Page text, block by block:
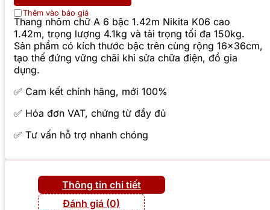
Thêm vào báo giá
Thang nhôm chữ A 6 bậc 1.42m Nikita K06 cao
1.42m, trọng lượng 4.1kg và tải trọng tối đa 150kg.
Sản phẩm có kích thước bậc trên cùng rộng 16x36cm,
tạo thế đứng vững chãi khi sửa chữa điện, đồ gia
dụng.
✅ Cam kết chính hãng, mới 100%
✅ Hóa đơn VAT, chứng từ đầy đủ
✅ Tư vấn hỗ trợ nhanh chóng
Thông tin chi tiết
Đánh giá (0)